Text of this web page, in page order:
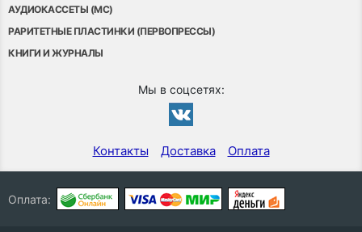
АУДИОКАССЕТЫ (MC)
РАРИТЕТНЫЕ ПЛАСТИНКИ (ПЕРВОПРЕССЫ)
КНИГИ И ЖУРНАЛЫ
Мы в соцсетях:
Контакты Доставка Оплата
Оплата: